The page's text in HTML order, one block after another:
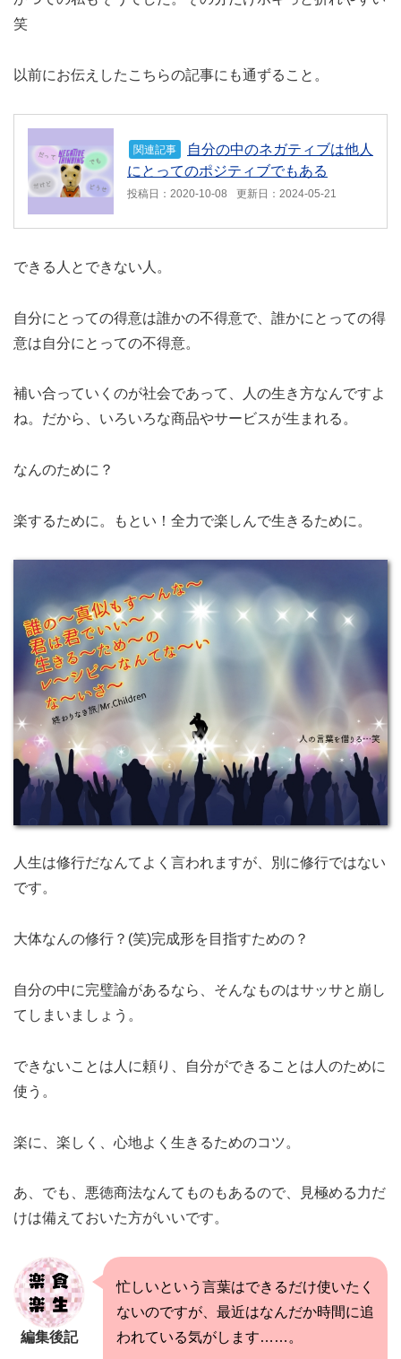
笑
以前にお伝えしたこちらの記事にも通ずること。
関連記事
自分の中のネガティブは他人
にとってのポジティブでもある
投稿日：2020-10-08 更新日：2024-05-21
できる人とできない人。
自分にとっての得意は誰かの不得意で、誰かにとっての得
意は自分にとっての不得意。
補い合っていくのが社会であって、人の生き方なんですよ
ね。だから、いろいろな商品やサービスが生まれる。
なんのために？
楽するために。もとい！全力で楽しんで生きるために。
人生は修行だなんてよく言われますが、別に修行ではない
です。
大体なんの修行？(笑)完成形を目指すための？
自分の中に完璧論があるなら、そんなものはサッサと崩し
てしまいましょう。
できないことは人に頼り、自分ができることは人のために
使う。
楽に、楽しく、心地よく生きるためのコツ。
あ、でも、悪徳商法なんてものもあるので、見極める力だ
けは備えておいた方がいいです。
編集後記
忙しいという言葉はできるだけ使いたく
ないのですが、最近はなんだか時間に追
われている気がします……。